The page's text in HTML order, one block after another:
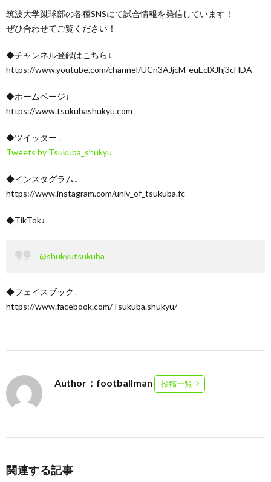
筑波大学蹴球部の各種SNSにて試合情報を発信しています！
ぜひ合わせてご覧ください！
◆チャンネル登録はこちら↓
https://www.youtube.com/channel/UCn3AJjcM-euEclXJhj3cHDA
◆ホームページ↓
https://www.tsukubashukyu.com
◆ツイッター↓
Tweets by Tsukuba_shukyu
◆インスタグラム↓
https://www.instagram.com/univ_of_tsukuba.fc
◆TikTok↓
@shukyutsukuba
◆フェイスブック↓
https://www.facebook.com/Tsukuba.shukyu/
Author：footballman 投稿一覧
関連する記事